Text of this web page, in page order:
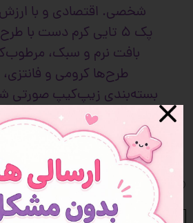
شخصی. اقتصادی و با ارزش
پک ۵ تایی کرم دست با طرح‌ های جذاب
بافت نرم و سبک،
طرح‌ها کرومی و
بسته‌بندی زیپ‌کیپ صورتی
مناسب همه سنین
اقتصادی و با ارزش
گزینه عالی برای هدیه یا
افزودن به علاقه مندی ها